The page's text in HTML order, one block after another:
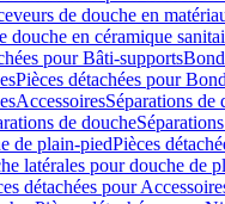
de douche en
douche en céramique
pour Bâti-supports
Pièces détachées pour
AccessoiresSéparations de
de douche
de plain-piedPièces
latérales pour douche de
détachées pour